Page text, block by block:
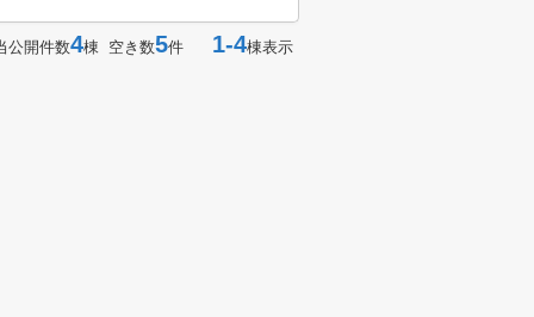
公開件数4棟 空き数5件 1-4棟表示